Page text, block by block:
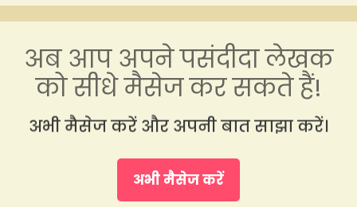
अब आप अपने पसंदीदा लेखक
को सीधे मैसेज कर सकते हैं!
अभी मैसेज करें और अपनी बात साझा करें।
अभी मैसेज करें